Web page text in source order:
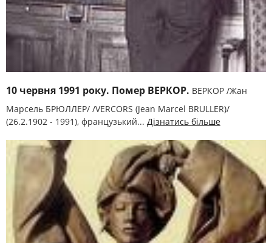
10 червня 1991 року. Помер ВЕРКОР. ВЕРКОР /Жан
Марсель БРЮЛЛЕР/ /VERCORS (Jean Marcel BRULLER)/
(26.2.1902 - 1991), французький... Дізнатись більше